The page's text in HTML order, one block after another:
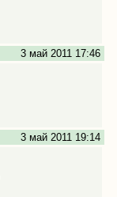
3 май 2011 17:46
3 май 2011 19:14